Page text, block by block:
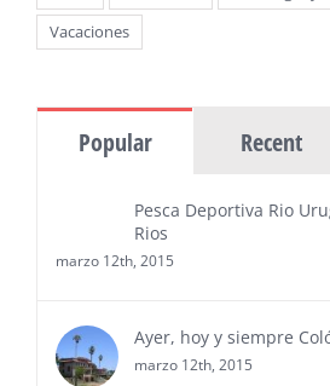
Pesca
Recorridos
Pesca Deportiva Rio
Rios
Ayer, hoy y siempre